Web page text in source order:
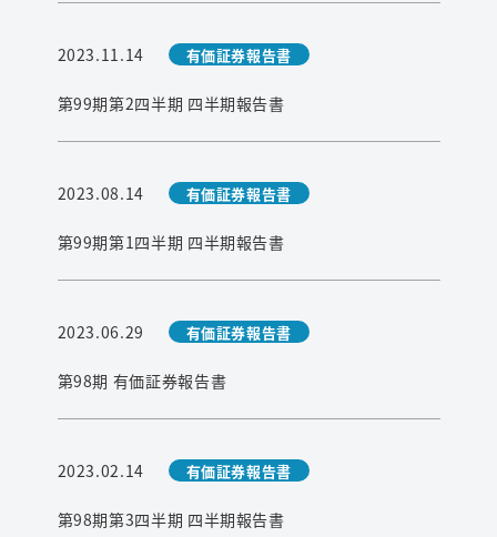
検索
2023.11.14 有価証券報告書
第99期第2四半期 四半期報告書
2023.08.14 有価証券報告書
第99期第1四半期 四半期報告書
2023.06.29 有価証券報告書
第98期 有価証券報告書
2023.02.14 有価証券報告書
第98期第3四半期 四半期報告書